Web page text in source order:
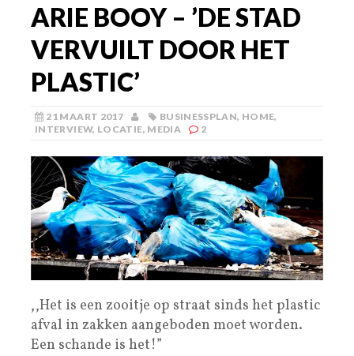
ARIE BOOY – ’DE STAD
VERVUILT DOOR HET
PLASTIC’
21 MAART 2017 BUSINESSPLAN, HOME,
INTERVIEW, LOCATIE, MEDIA 2
,,Het is een zooitje op straat sinds het plastic
afval in zakken aangeboden moet worden.
Een schande is het!”